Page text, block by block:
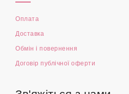
Оплата
Доставка
Обмін і повернення
Договір публічної оферти